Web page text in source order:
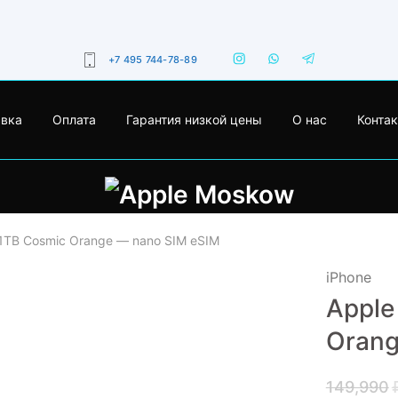
+7 495 744-78-89
Оплата Гарантия низкой цены О нас
Cosmic Orange — nano SIM eSIM
iPhone
Apple
149,990